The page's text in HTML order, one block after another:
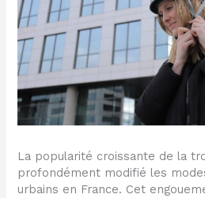
La popularité croissante de la
profondément modifié les
urbains en France. Cet